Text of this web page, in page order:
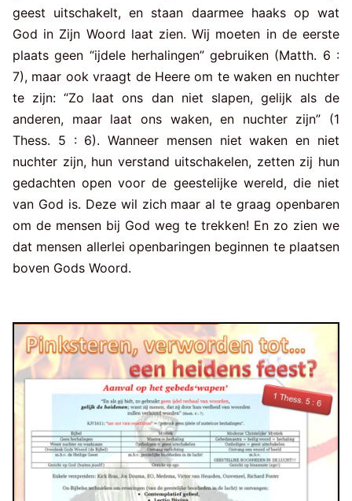
geest uitschakelt, en staan daarmee haaks op wat
God in Zijn Woord laat zien. Wij moeten in de eerste
plaats geen “ijdele herhalingen” gebruiken (Matth. 6 :
7), maar ook vraagt de Heere om te waken en nuchter
te zijn: “Zo laat ons dan niet slapen, gelijk als de
anderen, maar laat ons waken, en nuchter zijn” (1
Thess. 5 : 6). Wanneer mensen niet waken en niet
nuchter zijn, hun verstand uitschakelen, zetten zij hun
gedachten open voor de geestelijke wereld, die niet
van God is. Deze wil zich maar al te graag openbaren
om de mensen bij God weg te trekken! En zo zien we
dat mensen allerlei openbaringen beginnen te plaatsen
boven Gods Woord.